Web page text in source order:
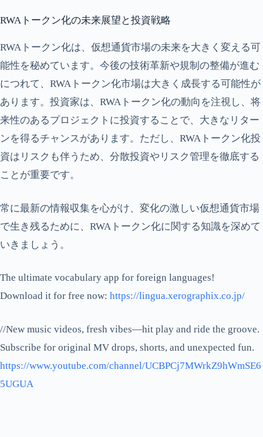
RWAトークン化の未来展望と投資戦略
RWAトークン化は、仮想通貨市場の未来を大きく変える可
能性を秘めています。今後の技術革新や規制の整備が進む
につれて、RWAトークン化市場は大きく成長する可能性が
あります。投資家は、RWAトークン化の動向を注視し、将
来性のあるプロジェクトに投資することで、大きなリター
ンを得るチャンスがあります。ただし、RWAトークン化投
資はリスクも伴うため、分散投資やリスク管理を徹底する
ことが重要です。
常に最新の情報収集を心がけ、変化の激しい仮想通貨市場
で生き残るために、RWAトークン化に関する知識を深めて
いきましょう。
The ultimate vocabulary app for foreign languages!
Download it for free now: https://lingua.xerographix.co.jp/
//New music videos, fresh vibes—hit play and ride the groove.
Subscribe for original MV drops, shorts, and unexpected fun.
https://www.youtube.com/channel/UCBPCj7MWrkZ9hWmSE6
5UGUA